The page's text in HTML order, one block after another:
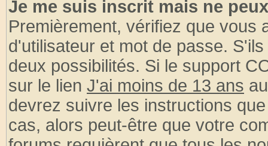
Je me suis inscrit mais ne
Premièrement, vérifiez que vous
d'utilisateur et mot de passe.
deux possibilités. Si le support
sur le lien J'ai moins de 13 ans
devrez suivre les instructions
cas, alors peut-être que votre